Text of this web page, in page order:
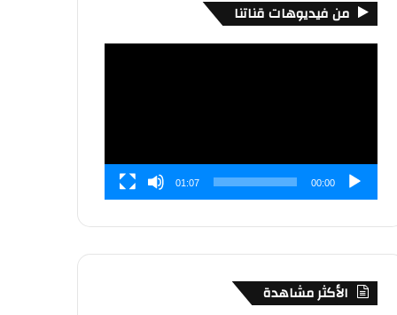
من فيديوهات قناتنا
00:00
01:07
الأكثر مشاهدة